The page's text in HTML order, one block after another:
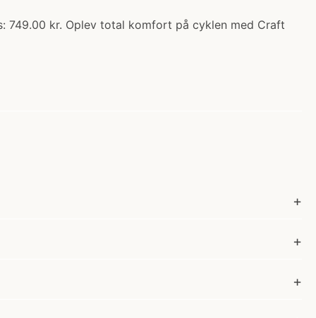
749.00 kr. Oplev total komfort på cyklen med Craft